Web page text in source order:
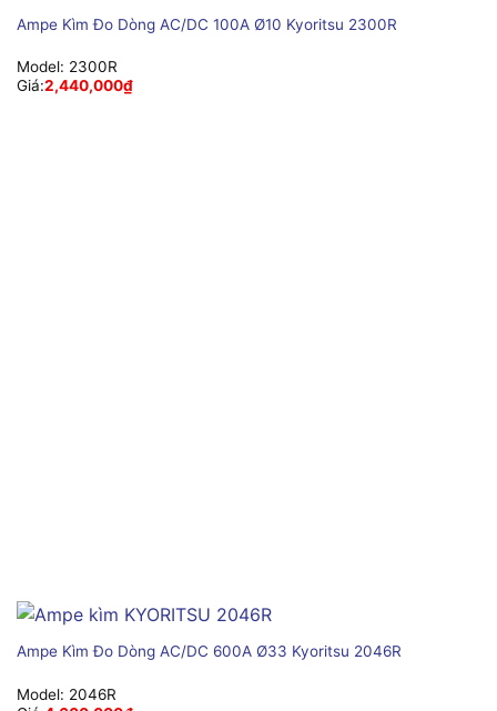
Ampe Kìm Đo Dòng AC/DC 100A Ø10 Kyoritsu 2300R
Model: 2300R
Giá:2,440,000₫
Ampe Kìm Đo Dòng AC/DC 600A Ø33 Kyoritsu 2046R
Model: 2046R